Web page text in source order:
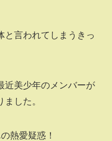
と言われてしまうきっ
近美少年のメンバーが
した。
熱愛疑惑！